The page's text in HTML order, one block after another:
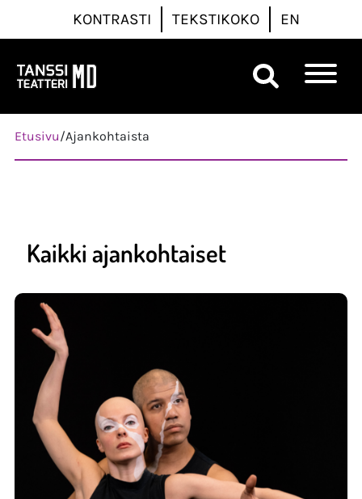
KONTRASTI TEKSTIKOKO EN
Päävalikko
Etusivu/Ajankohtaista
Kaikki ajankohtaiset